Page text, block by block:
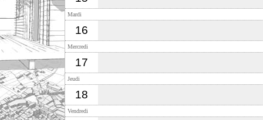
Mardi
16
Mercredi
17
Jeudi
18
Vendredi